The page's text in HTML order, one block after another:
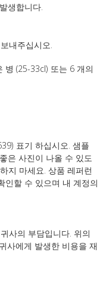
생합니다.
내주십시오.
병 (25-33cl) 또는 6 개의
표기 하십시오. 샘플
은 사진이 나올 수 있도
지 마세요. 상품 레퍼런
인할 수 있으며 내 계정의
사의 부담입니다. 위의
사에게 발생한 비용을 재